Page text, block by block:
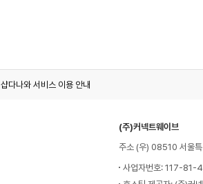
샵다나와 서비스 이용 안내
(주)커넥트웨이브
주소 (우) 08510 서울
사업자번호: 117-81-